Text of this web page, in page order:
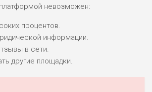
невозможен:
процентов.
информации.
в сети.
другие площадки.